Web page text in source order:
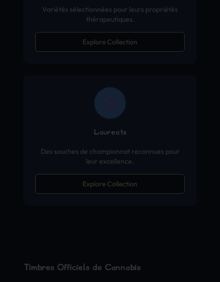
Variétés sélectionnées pour leurs propriétés
thérapeutiques.
Explore Collection
Lauréats
Des souches de championnat reconnues pour
leur excellence.
Explore Collection
Timbres Officiels de Cannabis